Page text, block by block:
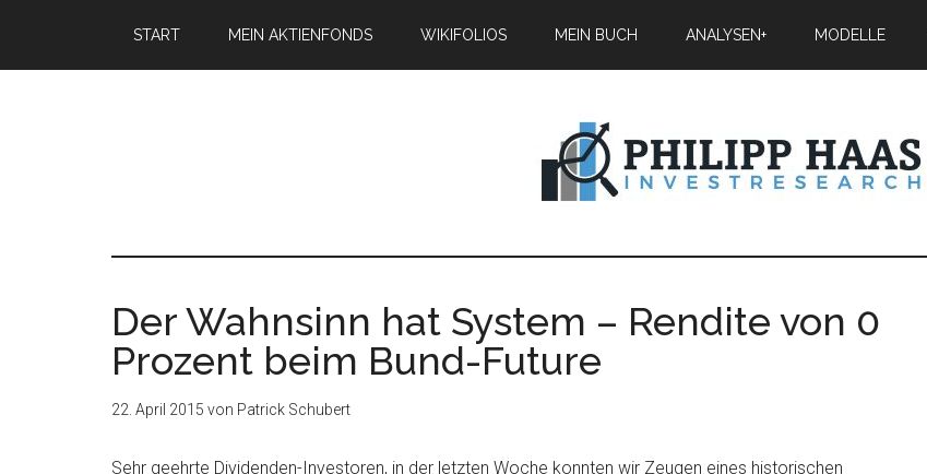
START MEIN AKTIENFONDS WIKIFOLIOS MEIN BUCH ANALYSEN+ MODELLE
Der Wahnsinn hat System – Rendite von 0
Prozent beim Bund-Future
22. April 2015 von Patrick Schubert
Sehr geehrte Dividenden-Investoren, in der letzten Woche konnten wir Zeugen eines historischen